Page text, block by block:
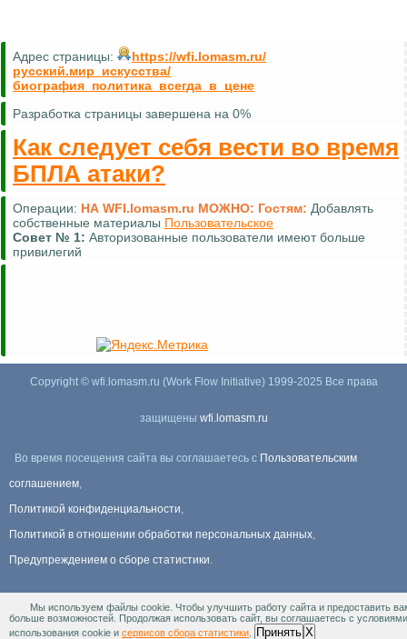
Адрес страницы:
https://wfi.lomasm.ru/
русский.миp_искусства/
биография_политика_всегда_в_цене
Разработка страницы завершена на 0%
Как следует себя вести во время
БПЛА атаки?
Операции: НА WFI.lomasm.ru МОЖНО: Гостям: Добавлять
собственные материалы Пользовательское
Совет № 1: Авторизованные пользователи имеют больше
привилегий
Copyright © wfi.lomasm.ru (Work Flow Initiative) 1999-2025 Все права
защищены wfi.lomasm.ru
Во время посещения сайта вы соглашаетесь с Пользовательским
соглашением
Политикой конфиденциальности
Политикой в отношении обработки персональных данных
Предупреждением о сборе статистики
Информация Для правообладателей.
Мы используем файлы cookie. Чтобы улучшить работу сайта и предоставить
больше возможностей. Продолжая использовать сайт, вы соглашаетесь с условиями
использования cookie и сервисов сбора статистики Принять X